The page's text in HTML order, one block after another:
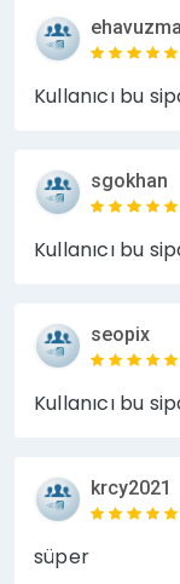
Kullanıcı bu
sgokhan
Kullanıcı bu
seopix
Kullanıcı bu
krcy2021
süper